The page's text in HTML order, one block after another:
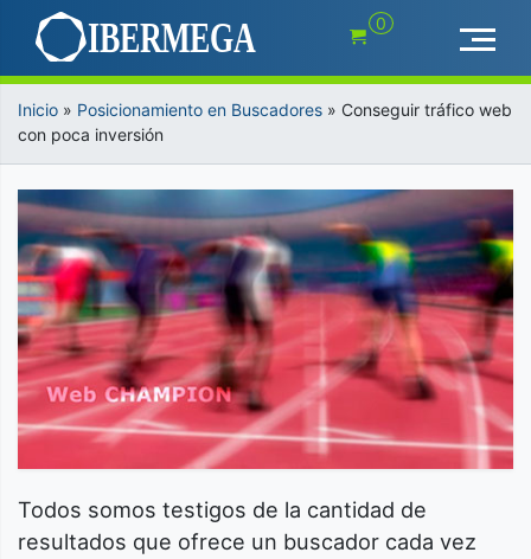
contenido
0
Inicio » Posicionamiento en Buscadores » Conseguir tráfico web
con poca inversión
Todos somos testigos de la cantidad de
resultados que ofrece un buscador cada vez